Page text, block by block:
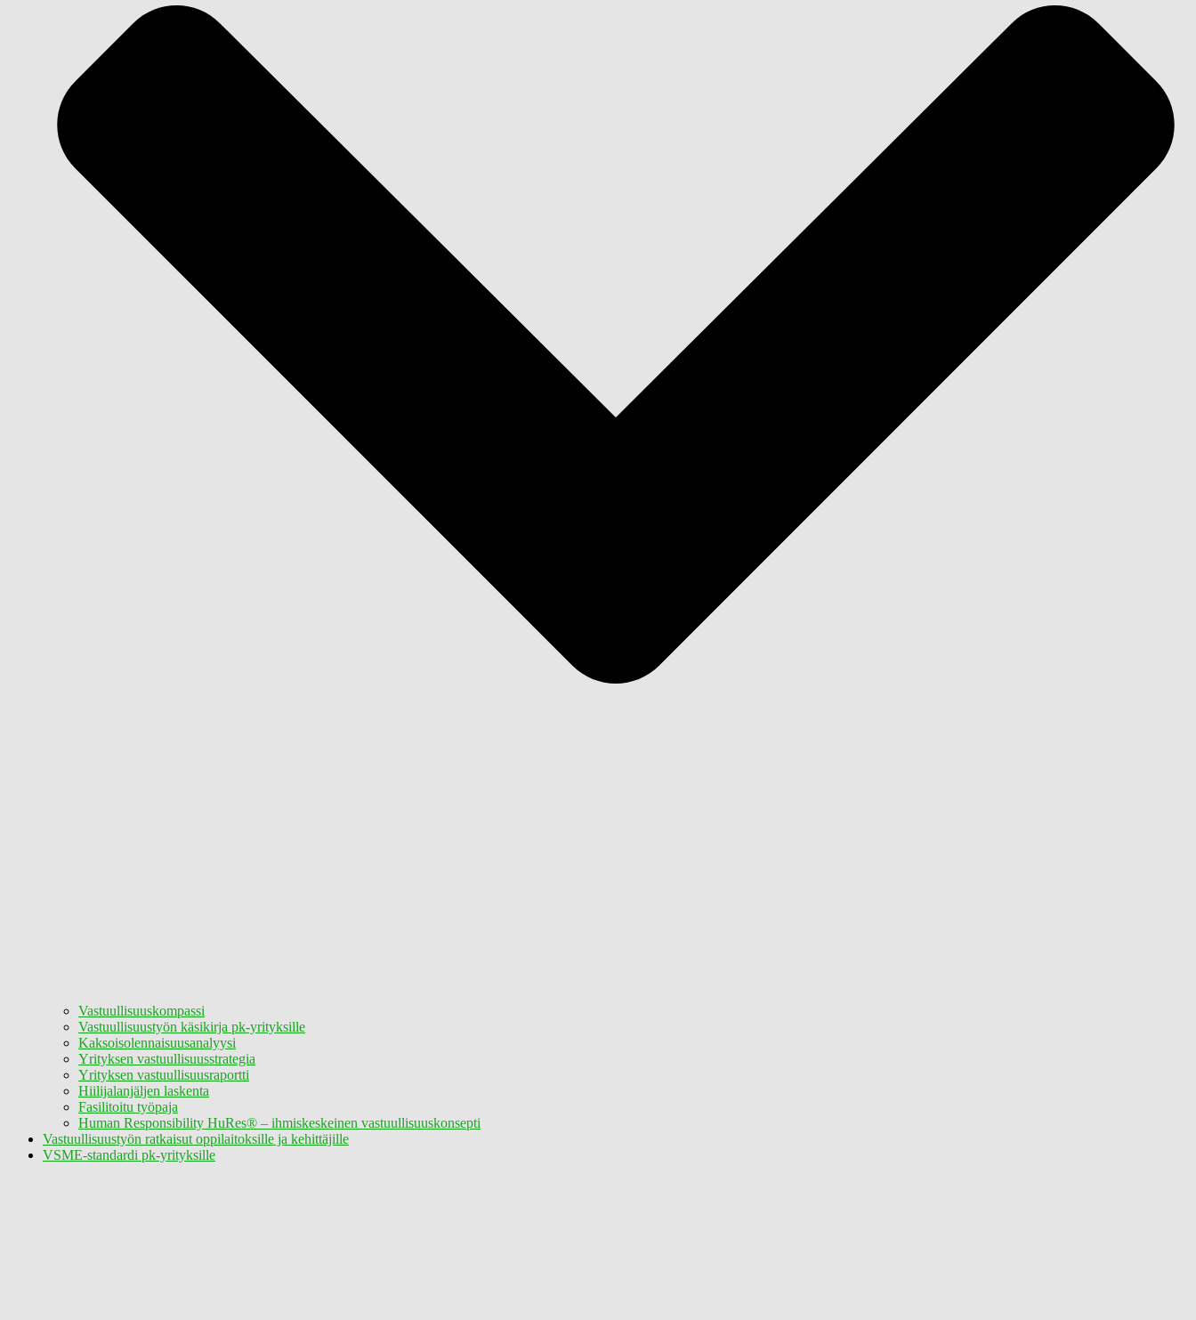
Vastuullisuuskompassi
Vastuullisuustyön käsikirja pk-yrityksille
Kaksoisolennaisuusanalyysi
Yrityksen vastuullisuusstrategia
Yrityksen vastuullisuusraportti
Hiilijalanjäljen laskenta
Fasilitoitu työpaja
Human Responsibility HuRes® – ihmiskeskeinen vastuullisuuskonsepti
Vastuullisuustyön ratkaisut oppilaitoksille ja kehittäjille
VSME-standardi pk-yrityksille